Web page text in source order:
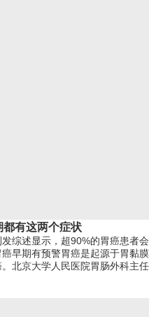
有这两个症状
综述显示，超90%的胃癌患者会
早期有预警胃癌是起源于胃黏膜
北京大学人民医院胃肠外科主任